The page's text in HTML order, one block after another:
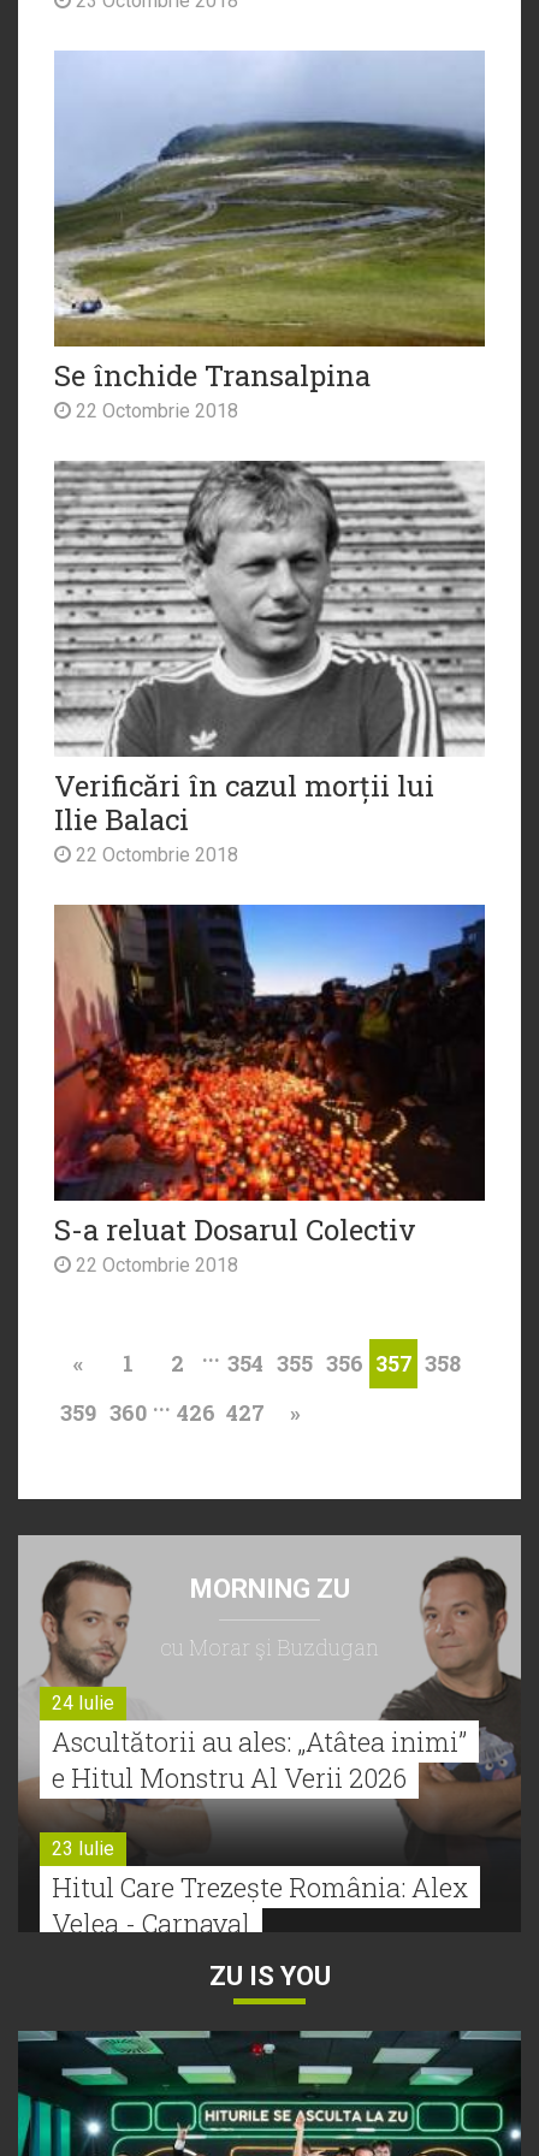
Se închide Transalpina
22 Octombrie 2018
Verificări în cazul morții lui
Ilie Balaci
22 Octombrie 2018
S-a reluat Dosarul Colectiv
22 Octombrie 2018
« 1 2 ... 354 355 356 357 358
359 360 ... 426 427 »
MORNING ZU
cu Morar şi Buzdugan
24 Iulie
Ascultătorii au ales: „Atâtea inimi”
e Hitul Monstru Al Verii 2026
23 Iulie
Hitul Care Trezește România: Alex
Velea - Carnaval
Bătălie strânsă la Hitul Monstru Al
Verii: Cabron versus Faydee
21 Iulie
ZU IS YOU